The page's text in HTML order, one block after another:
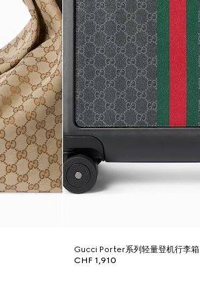
Gucci Porter系列轻量登机行李箱
CHF 1,910